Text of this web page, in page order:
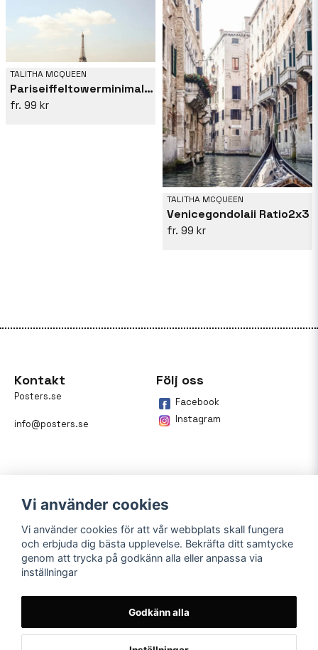
TALITHA MCQUEEN
Pariseiffeltowerminimal Size2x3
99 kr
TALITHA MCQUEEN
Venicegondolaii Ratio2x3
99 kr
Kontakt
Posters.se
info@posters.se
Följ oss
Facebook
Instagram
Betalning
På posters.se kan du enkelt
Vi använder cookies
Vi använder cookies för att vår webbplats skall fungera
och erbjuda dig bästa upplevelse. Bekräfta ditt samtycke
genom att trycka på godkänn alla eller anpassa via
inställningar
Godkänn alla